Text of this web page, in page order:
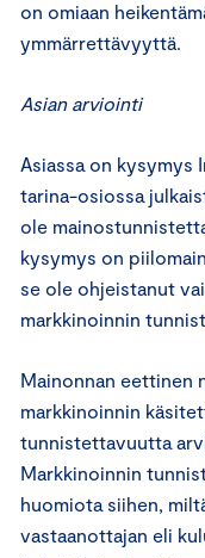
on omiaan
ymmärrettävyyttä.
Asian arviointi
Asiassa on kysymys
tarina-osiossa
ole
kysymys on
se ole ohjeistanut
markkinoinnin
Mainonnan eettinen
markkinoinnin
tunnistettavuutta
Markkinoinnin
huomiota siihen,
vastaanottajan eli